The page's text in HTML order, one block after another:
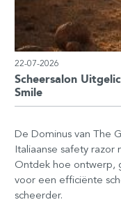
22-07-2026
Scheersalon
Smile
De Dominus van The
Italiaanse safety
Ontdek hoe ontwerp,
voor een efficiënte
scheerder.